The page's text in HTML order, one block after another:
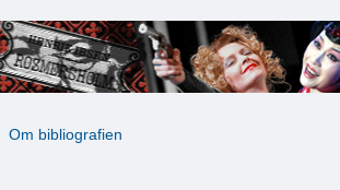
Om bibliografien